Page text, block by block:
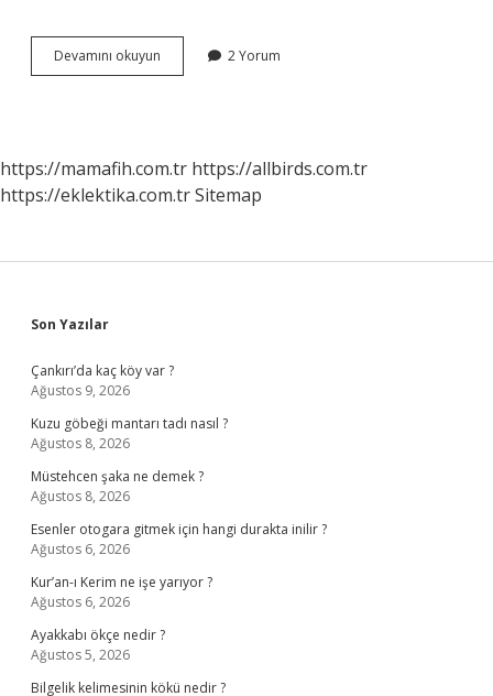
Devamını okuyun Yükselen
Burç
2 Yorum
https://mamafih.com.tr https://allbirds.com.tr
https://eklektika.com.trSitemap
Sidebar
Son Yazılar
Çankırı’da kaç köy var ?
Ağustos 9, 2026
Kuzu göbeği mantarı tadı nasıl ?
Ağustos 8, 2026
Müstehcen şaka ne demek ?
Ağustos 8, 2026
Esenler otogara gitmek için hangi durakta inilir ?
Ağustos 6, 2026
Kur’an-ı Kerim ne işe yarıyor ?
Ağustos 6, 2026
Ayakkabı ökçe nedir ?
Ağustos 5, 2026
Bilgelik kelimesinin kökü nedir ?